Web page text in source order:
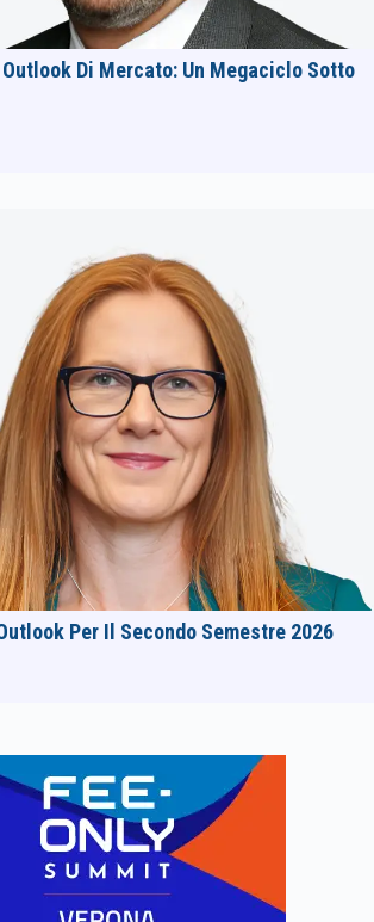
Di Mercato: Un Megaciclo Sotto
Per Il Secondo Semestre 2026